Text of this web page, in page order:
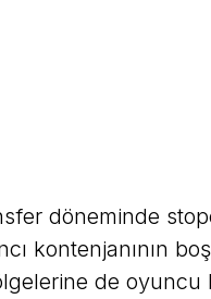
döneminde
kontenjanının
de oyuncu